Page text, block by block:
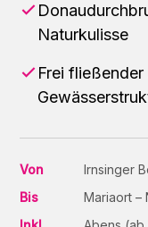
Naturkulisse
Frei
Von
Irnsinger
Bis
Mariaort –